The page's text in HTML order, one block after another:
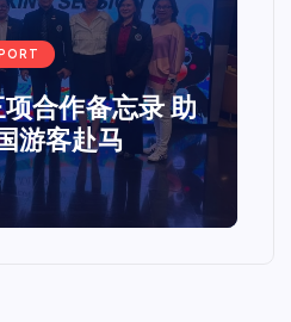
Summit吉隆坡
重量级嘉宾齐聚
、资本市场
新机遇